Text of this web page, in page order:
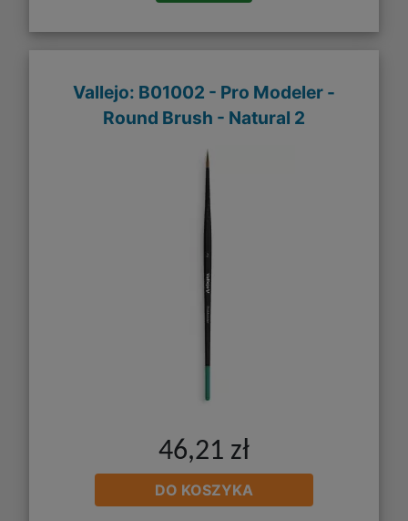
Vallejo: B01002 - Pro Modeler -
Round Brush - Natural 2
46,21 zł
DO KOSZYKA